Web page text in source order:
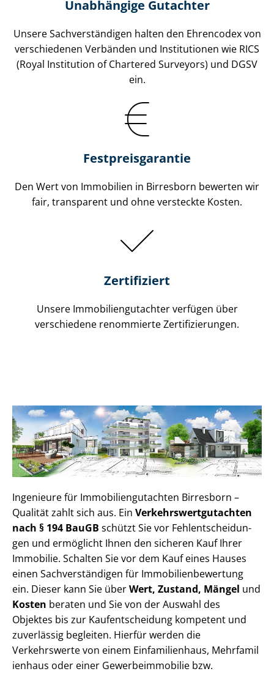
Unabhängige Gutachter
Unsere Sach­ver­stän­di­gen halten den Ehrencodex von
verschiedenen Verbänden und Institutionen wie RICS
(Royal Institution of Chartered Surveyors) und DGSV
ein.
Festpreis​garantie
Den Wert von Immobilien in Birresborn bewerten wir
fair, transparent und ohne versteckte Kosten.
Zertifiziert
Unsere Immobilien­gutachter verfügen über
verschiedene renommierte Zer­ti­fi­zie­run­gen.
Ingenieure für Im­mo­bi­li­en­gut­ach­ten Birresborn –
Qualität zahlt sich aus. Ein Ver­kehrs­wert­gut­ach­ten
nach § 194 BauGB schützt Sie vor Fehl­ent­schei­dun­
gen und ermöglicht Ihnen den sicheren Kauf Ihrer
Immobilie. Schalten Sie vor dem Kauf eines Hauses
einen Sach­ver­stän­di­gen für Im­mo­bi­li­en­be­wer­tung
ein. Dieser kann Sie überWert, Zustand, Mängel und
Kosten beraten und Sie von der Auswahl des
Objektes bis zur Kauf­ent­schei­dung kompetent und
zuverlässig begleiten. Hierfür werden die
Verkehrswerte von einem Einfamilienhaus, Mehr­fa­mi­l
i­en­haus oder einer Ge­wer­be­im­mo­bi­lie bzw.